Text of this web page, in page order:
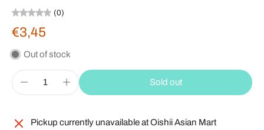
(0)
€3,45
Out of stock
Sold out
Pickup currently unavailable atOishii Asian Mart